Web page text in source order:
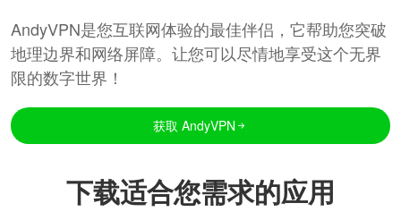
AndyVPN是您互联网体验的最佳伴侣，它帮助您突破
地理边界和网络屏障。让您可以尽情地享受这个无界
限的数字世界！
获取 AndyVPN
下载适合您需求的应用